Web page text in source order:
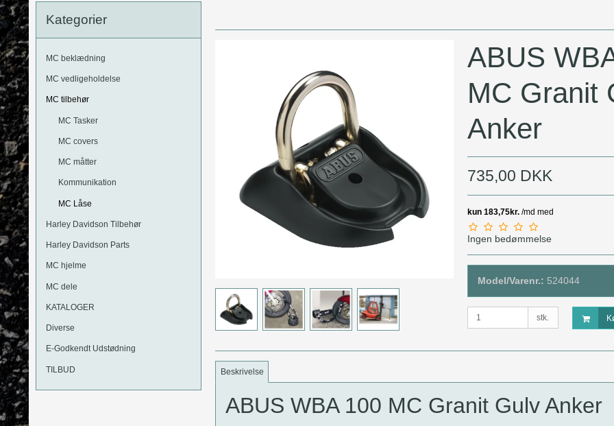
MC Motorbriller
MC Læderveste
MC Jeans
Harley Davidson Bremseklodser
Kommunikation
Kategorier
MC beklædning
MC vedligeholdelse
MC tilbehør
MC Tasker
MC covers
MC måtter
Kommunikation
MC Låse
Harley Davidson Tilbehør
Harley Davidson Parts
MC hjelme
MC dele
KATALOGER
Diverse
E-Godkendt Udstødning
TILBUD
ABUS
MC Granit
Anker
735,00 DKK
Ingen bedømmelse
Model/Varenr.: 524044
stk.
Beskrivelse
ABUS WBA 100 MC Granit Gulv Anker